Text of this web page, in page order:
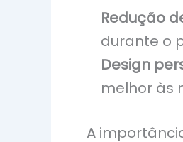
Redução
durante o
Design
melhor às
A